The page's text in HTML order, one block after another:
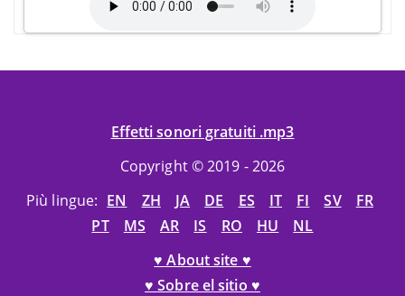
Effetti sonori gratuiti .mp3
Copyright © 2019 - 2026
Più lingue: EN ZH JA DE ES IT FI SV
FR
PT
MS AR IS RO HU
NL
♥ About site ♥
♥ Sobre el sitio ♥